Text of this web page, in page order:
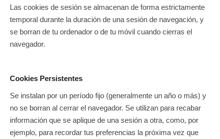
Las cookies de sesión se almacenan de forma estrictamente
temporal durante la duración de una sesión de navegación, y
se borran de tu ordenador o de tu móvil cuando cierras el
navegador.
Cookies Persistentes
Se instalan por un período fijo (generalmente un año o más) y
no se borran al cerrar el navegador. Se utilizan para recabar
información que se aplique de una sesión a otra, como, por
ejemplo, para recordar tus preferencias la próxima vez que